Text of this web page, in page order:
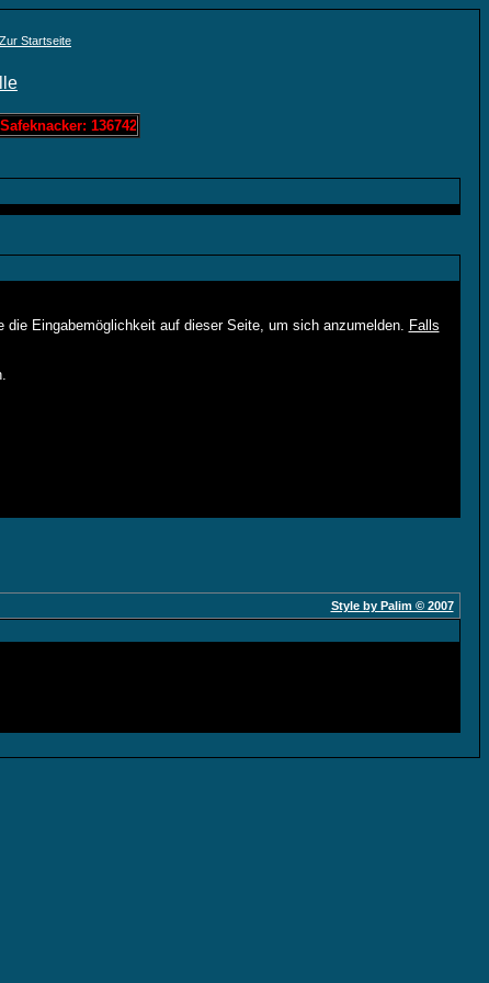
136742 Löschis Zahlenraten: 0 Löschis Bandit:
Eingabemöglichkeit auf dieser Seite, um sich anzumelden. Falls
Style by Palim © 2007